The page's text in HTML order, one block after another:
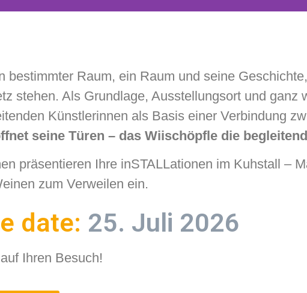
bestimmter Raum, ein Raum und seine
stehen. Als Grundlage, Ausstellungsort und
Künstlerinnen als Basis einer Verbindung
seine Türen – das Wiischöpfle die
präsentieren Ihre inSTALLationen im Kuhstall –
zum Verweilen ein.
date: 25. Juli 2026
Ihren Besuch!